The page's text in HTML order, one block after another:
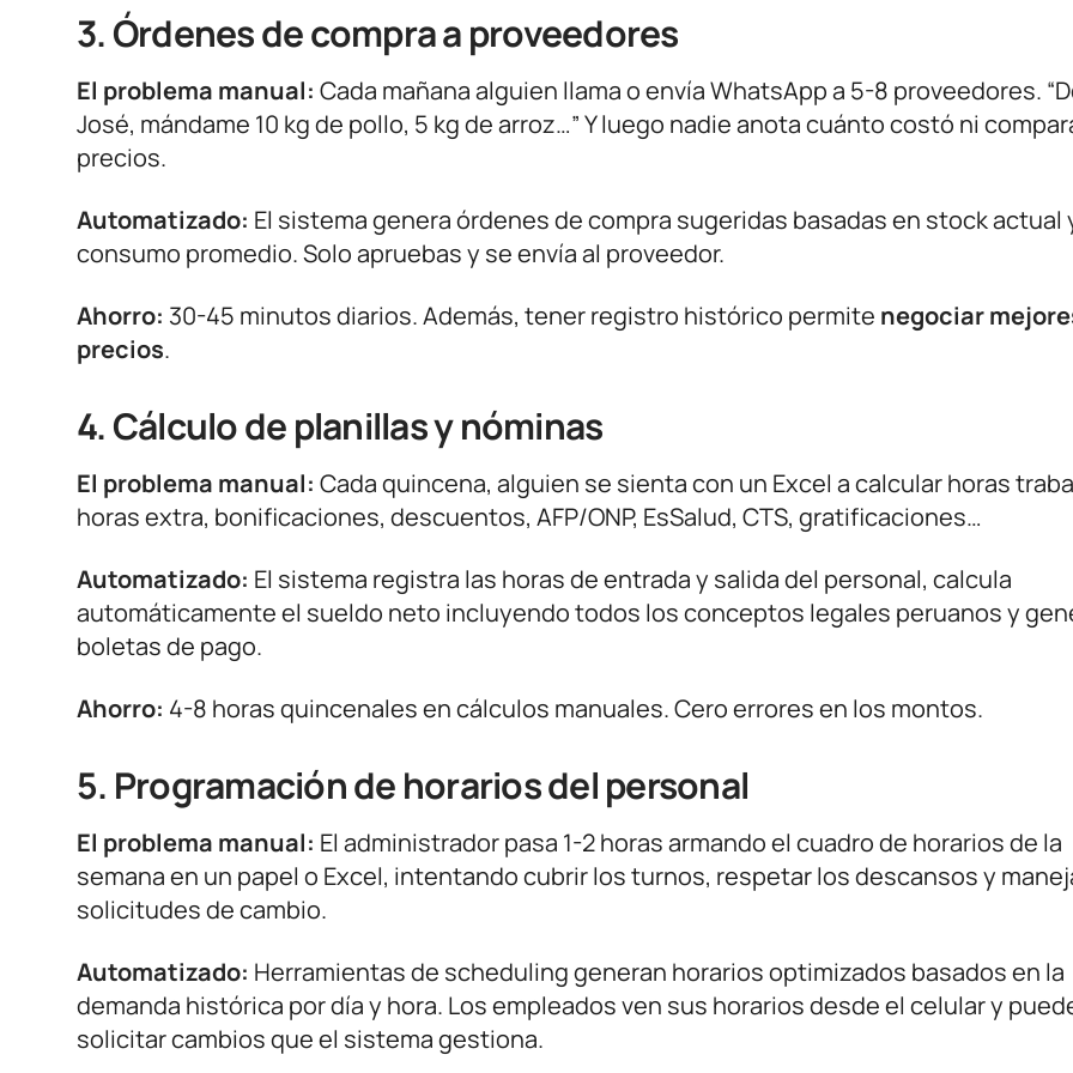
3. Órdenes de compra a proveedores
El problema manual: Cada mañana alguien llama o envía WhatsApp a 5-8 proveedores.
José, mándame 10 kg de pollo, 5 kg de arroz…” Y luego nadie anota cuánto costó ni
precios.
Automatizado: El sistema genera órdenes de compra sugeridas basadas en stock actual
consumo promedio. Solo apruebas y se envía al proveedor.
Ahorro: 30-45 minutos diarios. Además, tener registro histórico permite negociar
precios.
4. Cálculo de planillas y nóminas
El problema manual: Cada quincena, alguien se sienta con un Excel a calcular horas
horas extra, bonificaciones, descuentos, AFP/ONP, EsSalud, CTS, gratificaciones…
Automatizado: El sistema registra las horas de entrada y salida del personal, calcula
automáticamente el sueldo neto incluyendo todos los conceptos legales peruanos y
boletas de pago.
Ahorro: 4-8 horas quincenales en cálculos manuales. Cero errores en los montos.
5. Programación de horarios del personal
El problema manual: El administrador pasa 1-2 horas armando el cuadro de horarios de la
semana en un papel o Excel, intentando cubrir los turnos, respetar los descansos y
solicitudes de cambio.
Automatizado: Herramientas de scheduling generan horarios optimizados basados en la
demanda histórica por día y hora. Los empleados ven sus horarios desde el celular y
solicitar cambios que el sistema gestiona.